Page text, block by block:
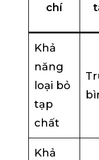
chí
Khả
năng
loại bỏ
tạp
chất
Khả